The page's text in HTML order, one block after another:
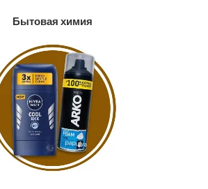
Бытовая химия